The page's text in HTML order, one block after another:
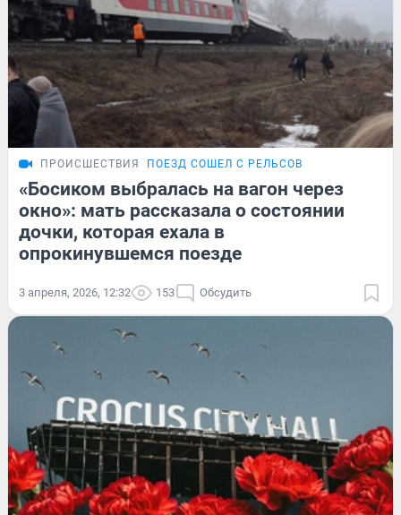
ПРОИСШЕСТВИЯ ПОЕЗД СОШЕЛ С РЕЛЬСОВ
«Босиком выбралась на вагон через
окно»: мать рассказала о состоянии
дочки, которая ехала в
опрокинувшемся поезде
3 апреля, 2026, 12:32 153 Обсудить